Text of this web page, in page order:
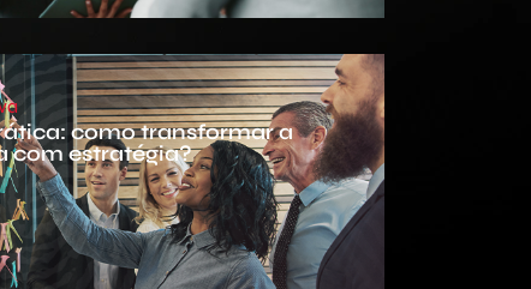
como transformar a
com estratégia?